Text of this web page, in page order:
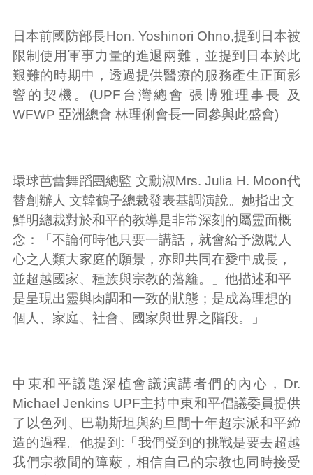
日本前國防部長Hon. Yoshinori Ohno,提到日本被
限制使用軍事力量的進退兩難，並提到日本於此
艱難的時期中，透過提供醫療的服務產生正面影
響的契機。(UPF台灣總會 張博雅理事長 及
WFWP 亞洲總會 林理俐會長一同參與此盛會)
環球芭蕾舞蹈團總監 文勳淑Mrs. Julia H. Moon代
替創辦人 文韓鶴子總裁發表基調演說。她指出文
鮮明總裁對於和平的教導是非常深刻的屬靈面概
念：「不論何時他只要一講話，就會給予激勵人
心之人類大家庭的願景，亦即共同在愛中成長，
並超越國家、種族與宗教的藩籬。」他描述和平
是呈現出靈與肉調和一致的狀態；是成為理想的
個人、家庭、社會、國家與世界之階段。」
中東和平議題深植會議演講者們的內心，Dr.
Michael Jenkins UPF主持中東和平倡議委員提供
了以色列、巴勒斯坦與約旦間十年超宗派和平締
造的過程。他提到:「我們受到的挑戰是要去超越
我們宗教間的障蔽，相信自己的宗教也同時接受